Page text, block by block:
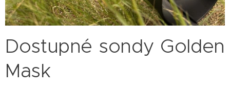
Dostupné sondy Golden
Mask